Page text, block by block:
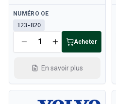
Disponible
NUMÉRO OE
123-B20
Acheter
En savoir plus